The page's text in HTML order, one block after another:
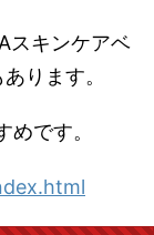
スキンケアベ
ります。
です。